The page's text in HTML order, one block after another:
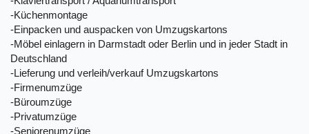
-Küchenmontage
-Einpacken und auspacken von Umzugskartons
-Möbel einlagern in Darmstadt oder Berlin und in jeder Stadt in
Deutschland
-Lieferung und verleih/verkauf Umzugskartons
-Firmenumzüge
-Büroumzüge
-Privatumzüge
-Seniorenumzüge